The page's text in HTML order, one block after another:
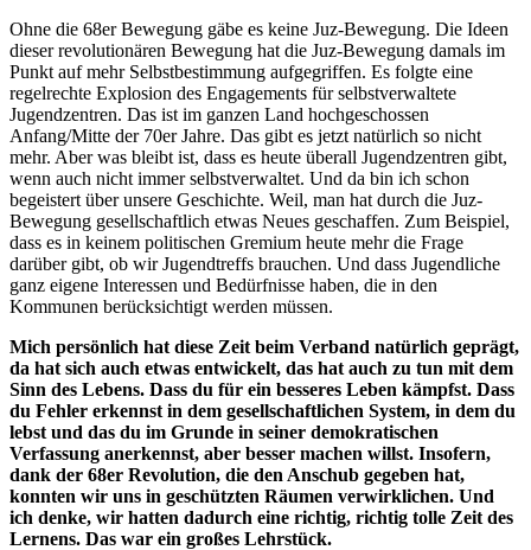
Ohne die 68er Bewegung gäbe es keine Juz-Bewegung. Die Ideen
dieser revolutionären Bewegung hat die Juz-Bewegung damals im
Punkt auf mehr Selbstbestimmung aufgegriffen. Es folgte eine
regelrechte Explosion des Engagements für selbstverwaltete
Jugendzentren. Das ist im ganzen Land hochgeschossen
Anfang/Mitte der 70er Jahre. Das gibt es jetzt natürlich so nicht
mehr. Aber was bleibt ist, dass es heute überall Jugendzentren gibt,
wenn auch nicht immer selbstverwaltet. Und da bin ich schon
begeistert über unsere Geschichte. Weil, man hat durch die Juz-
Bewegung gesellschaftlich etwas Neues geschaffen. Zum Beispiel,
dass es in keinem politischen Gremium heute mehr die Frage
darüber gibt, ob wir Jugendtreffs brauchen. Und dass Jugendliche
ganz eigene Interessen und Bedürfnisse haben, die in den
Kommunen berücksichtigt werden müssen.
Mich persönlich hat diese Zeit beim Verband natürlich geprägt,
da hat sich auch etwas entwickelt, das hat auch zu tun mit dem
Sinn des Lebens. Dass du für ein besseres Leben kämpfst. Dass
du Fehler erkennst in dem gesellschaftlichen System, in dem du
lebst und das du im Grunde in seiner demokratischen
Verfassung anerkennst, aber besser machen willst. Insofern,
dank der 68er Revolution, die den Anschub gegeben hat,
konnten wir uns in geschützten Räumen verwirklichen. Und
ich denke, wir hatten dadurch eine richtig, richtig tolle Zeit des
Lernens. Das war ein großes Lehrstück.